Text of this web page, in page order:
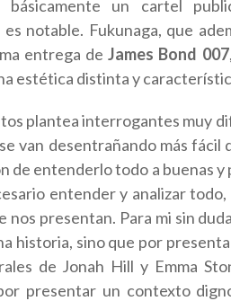
básicamente un cartel
notable. Fukunaga, que
entrega deJames Bond 007
estética distinta y
plantea interrogantes muy
van desentrañando más fácil
de entenderlo todo a buenas
entender y analizar
nos presentan. Para mi sin
historia, sino que por
de Jonah Hill y Emma
presentar un contexto